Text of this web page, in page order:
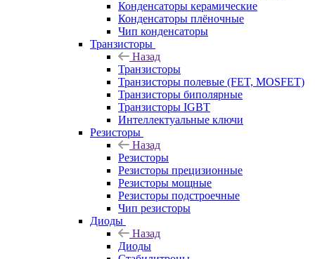
Конденсаторы керамические
Конденсаторы плёночные
Чип конденсаторы
Транзисторы
Назад
Транзисторы
Транзисторы полевые (FET, MOSFET)
Транзисторы биполярные
Транзисторы IGBT
Интеллектуальные ключи
Резисторы
Назад
Резисторы
Резисторы прецизионные
Резисторы мощные
Резисторы подстроечные
Чип резисторы
Диоды
Назад
Диоды